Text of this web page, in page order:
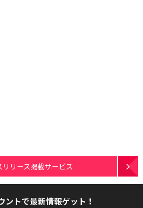
リリース掲載サービス
ントで最新情報ゲット！